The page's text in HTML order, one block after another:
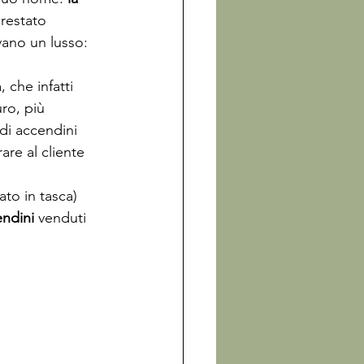
un lusso:
che infatti
più
accendini
al cliente
in tasca)
venduti